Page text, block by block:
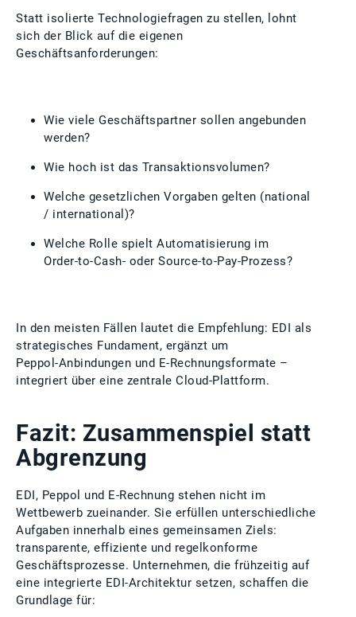
Statt isolierte Technologiefragen zu stellen, lohnt
sich der Blick auf die eigenen
Geschäftsanforderungen:
Wie viele Geschäftspartner sollen angebunden
werden?
Wie hoch ist das Transaktionsvolumen?
Welche gesetzlichen Vorgaben gelten (national
/ international)?
Welche Rolle spielt Automatisierung im
Order‑to‑Cash‑ oder Source‑to‑Pay‑Prozess?
In den meisten Fällen lautet die Empfehlung: EDI als
strategisches Fundament, ergänzt um
Peppol‑Anbindungen und E‑Rechnungsformate –
integriert über eine zentrale Cloud‑Plattform.
Fazit: Zusammenspiel statt
Abgrenzung
EDI, Peppol und E‑Rechnung stehen nicht im
Wettbewerb zueinander. Sie erfüllen unterschiedliche
Aufgaben innerhalb eines gemeinsamen Ziels:
transparente, effiziente und regelkonforme
Geschäftsprozesse. Unternehmen, die frühzeitig auf
eine integrierte EDI‑Architektur setzen, schaffen die
Grundlage für: